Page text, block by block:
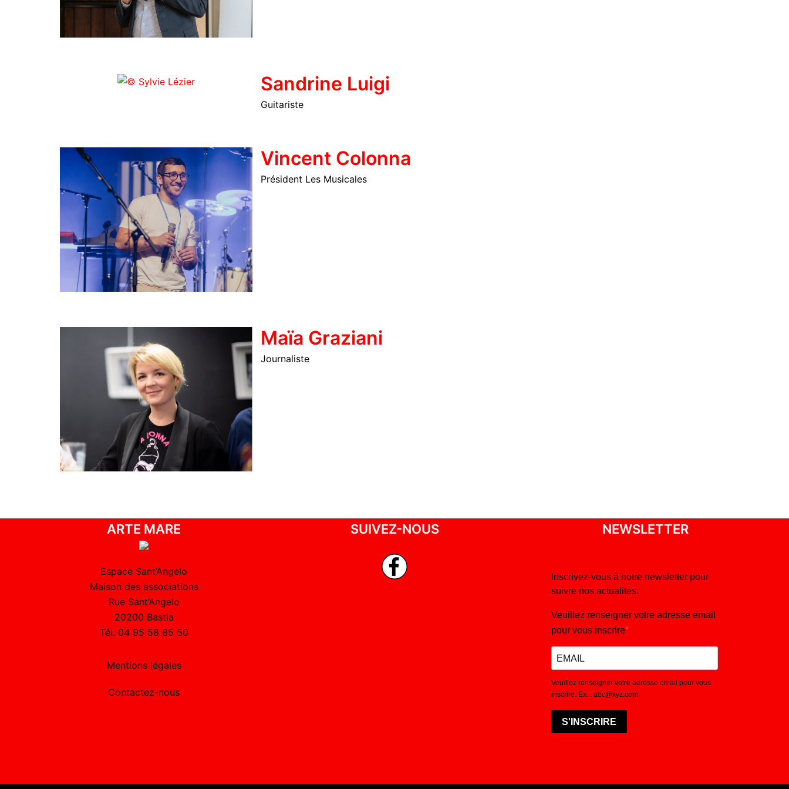
Sandrine Luigi
Guitariste
Vincent Colonna
Président Les Musicales
Maïa Graziani
Journaliste
ARTE MARE
Espace Sant’Angelo
Maison des associations
Rue Sant’Angelo
20200 Bastia
Tél. 04 95 58 85 50
Mentions légales
Contactez-nous
SUIVEZ-NOUS NEWSLETTER
Inscrivez-vous à notre newsletter pour
suivre nos actualités.
Veuillez renseigner votre adresse email
pour vous inscrire
Veuillez renseigner votre adresse email pour vous
inscrire. Ex. : abc@xyz.com
S'INSCRIRE